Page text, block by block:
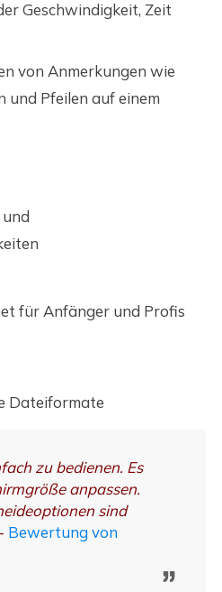
Geschwindigkeit, Zeit
von Anmerkungen wie
und Pfeilen auf einem
für Anfänger und Profis
Dateiformate
zu bedienen. Es
anpassen.
sind
Bewertung von